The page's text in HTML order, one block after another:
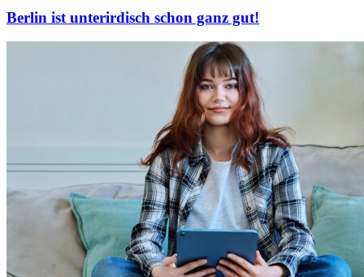
Berlin ist unterirdisch schon ganz gut!